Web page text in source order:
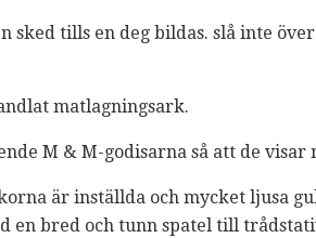
sked tills en deg bildas. slå inte
matlagningsark.
M & M-godisarna så att de
är inställda och mycket ljusa
en bred och tunn spatel till